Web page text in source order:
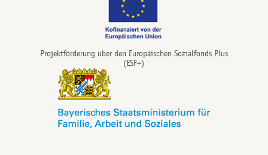
Projektförderung über den Europäischen Sozialfonds Plus
(ESF+)